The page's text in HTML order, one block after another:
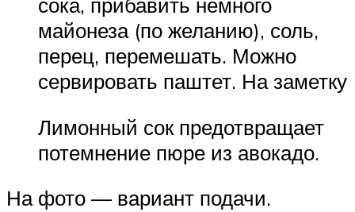
майонеза (по желанию), соль,
перец, перемешать. Можно
сервировать паштет. На заметку
Лимонный сок предотвращает
потемнение пюре из авокадо.
На фото — вариант подачи.